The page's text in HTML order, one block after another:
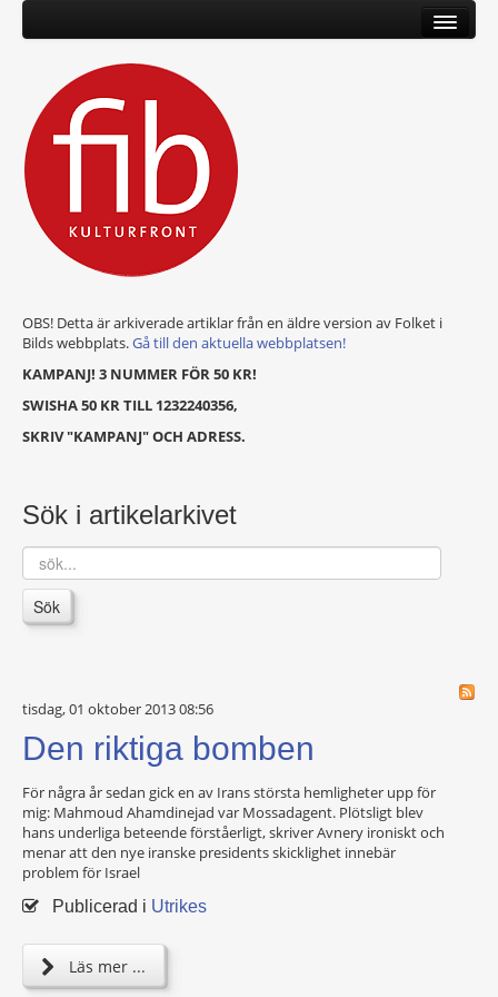
OBS! Detta är arkiverade artiklar från en äldre version av Folket i
Bilds webbplats.Gå till den aktuella webbplatsen!
KAMPANJ! 3 NUMMER FÖR 50 KR!
SWISHA 50 KR TILL 1232240356,
SKRIV "KAMPANJ" OCH ADRESS.
Sök i artikelarkivet
sök...
Sök
tisdag, 01 oktober 2013 08:56
Den riktiga bomben
För några år sedan gick en av Irans största hemligheter upp för
mig: Mahmoud Ahamdinejad var Mossadagent. Plötsligt blev
hans underliga beteende förståerligt, skriver Avnery ironiskt och
menar att den nye iranske presidents skicklighet innebär
problem för Israel
Publicerad i Utrikes
Läs mer ...